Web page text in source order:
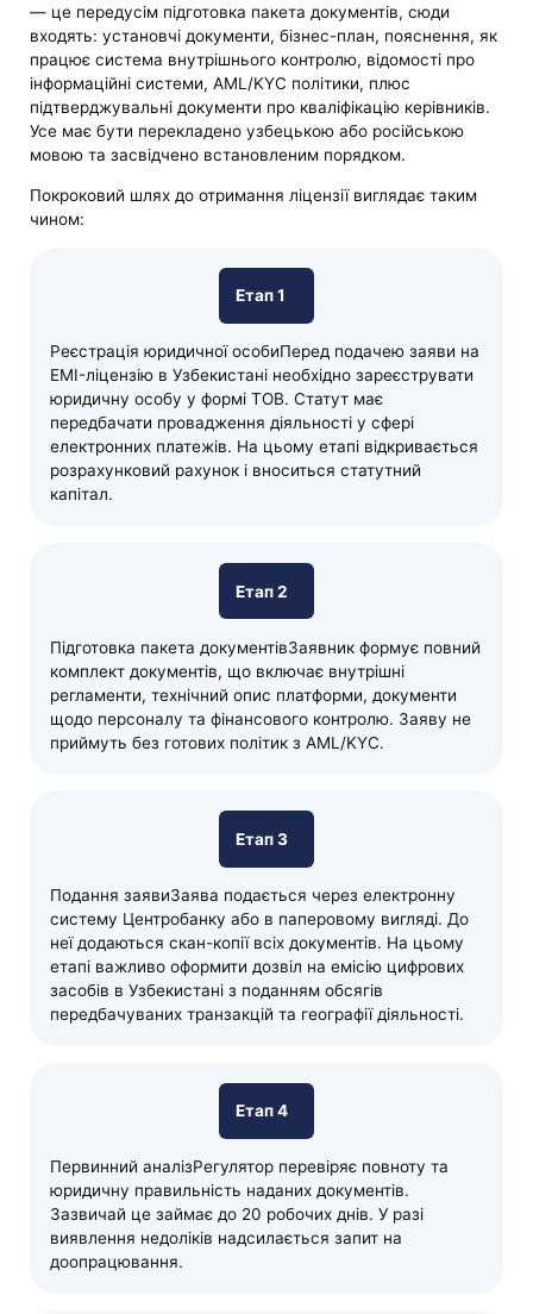
— це передусім підготовка пакета документів, сюди
входять: установчі документи, бізнес-план, пояснення, як
працює система внутрішнього контролю, відомості про
інформаційні системи, AML/KYC політики, плюс
підтверджувальні документи про кваліфікацію керівників.
Усе має бути перекладено узбецькою або російською
мовою та засвідчено встановленим порядком.
Покроковий шлях до отримання ліцензії виглядає таким
чином:
Етап 1
Реєстрація юридичної особиПеред подачею заяви на
EMI-ліцензію в Узбекистані необхідно зареєструвати
юридичну особу у формі ТОВ. Статут має
передбачати провадження діяльності у сфері
електронних платежів. На цьому етапі відкривається
розрахунковий рахунок і вноситься статутний
капітал.
Етап 2
Підготовка пакета документівЗаявник формує повний
комплект документів, що включає внутрішні
регламенти, технічний опис платформи, документи
щодо персоналу та фінансового контролю. Заяву не
приймуть без готових політик з AML/KYC.
Етап 3
Подання заявиЗаява подається через електронну
систему Центробанку або в паперовому вигляді. До
неї додаються скан-копії всіх документів. На цьому
етапі важливо оформити дозвіл на емісію цифрових
засобів в Узбекистані з поданням обсягів
передбачуваних транзакцій та географії діяльності.
Етап 4
Первинний аналізРегулятор перевіряє повноту та
юридичну правильність наданих документів.
Зазвичай це займає до 20 робочих днів. У разі
виявлення недоліків надсилається запит на
доопрацювання.